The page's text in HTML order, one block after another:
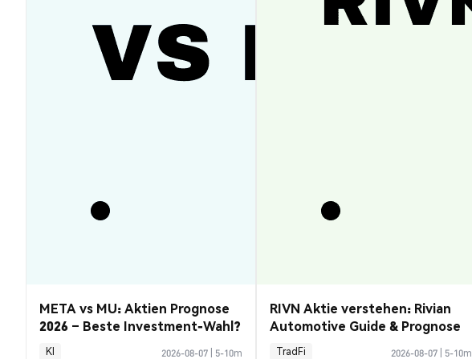
META vs MU: Aktien Prognose
2026 – Beste Investment-Wahl?
KI 2026-08-07 5-10m
RIVN Aktie verstehen: Rivian
Automotive Guide & Prognose
TradFi 2026-08-07 5-10m